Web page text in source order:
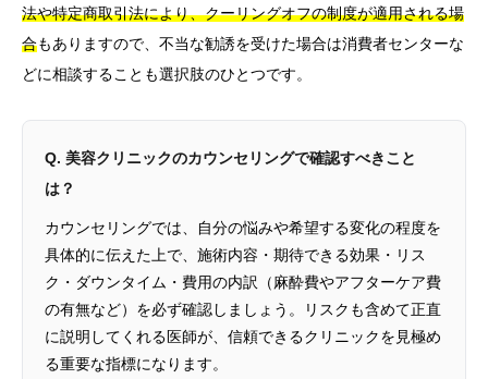
法や特定商取引法により、クーリングオフの制度が適用される場
合もありますので、不当な勧誘を受けた場合は消費者センターな
どに相談することも選択肢のひとつです。
Q. 美容クリニックのカウンセリングで確認すべきこと
は？
カウンセリングでは、自分の悩みや希望する変化の程度を
具体的に伝えた上で、施術内容・期待できる効果・リス
ク・ダウンタイム・費用の内訳（麻酔費やアフターケア費
の有無など）を必ず確認しましょう。リスクも含めて正直
に説明してくれる医師が、信頼できるクリニックを見極め
る重要な指標になります。